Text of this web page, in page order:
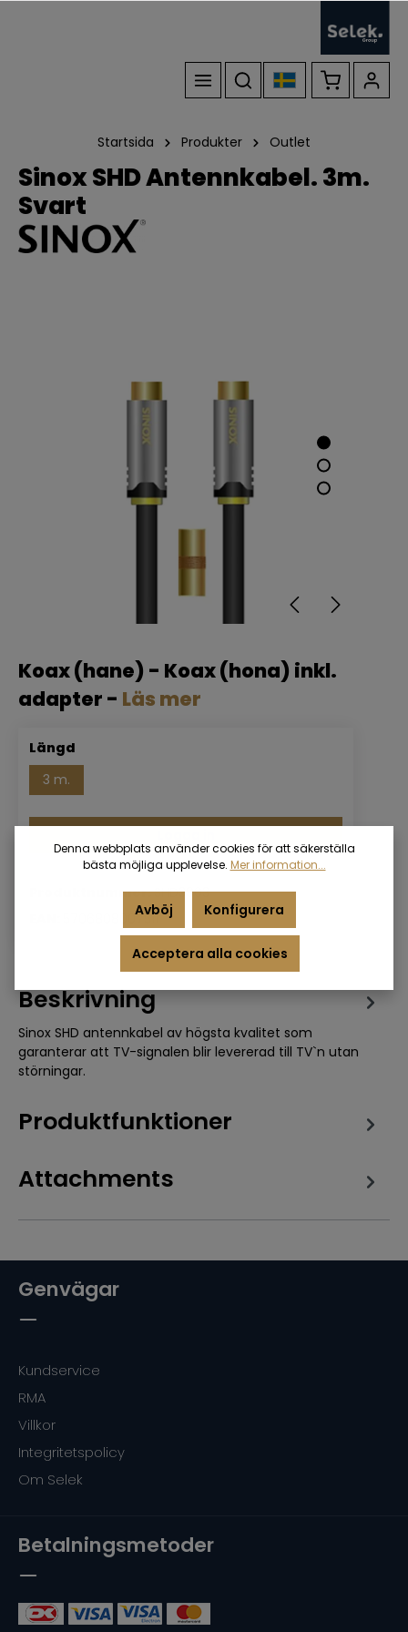
Startsida Produkter Outlet
Sinox SHD Antennkabel. 3m.
Svart
Koax (hane) - Koax (hona) inkl.
adapter - Läs mer
Längd
3 m.
Produktnummer:SHD3903
5706808007511
Beskrivning
Sinox SHD antennkabel av högsta kvalitet som
garanterar att TV-signalen blir levererad till TV`n utan
störningar.
Produktfunktioner
Attachments
Genvägar
Kundservice
RMA
Villkor
Integritetspolicy
Om Selek
Betalningsmetoder
Denna webbplats använder cookies för att säkerställa
bästa möjliga upplevelse. Mer information...
Avböj Konfigurera
Acceptera alla cookies